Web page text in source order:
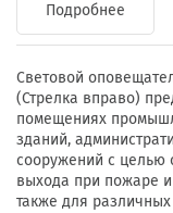
Подробнее
Световой
(Стрелка вправо)
помещениях
зданий,
сооружений с целью
выхода при пожаре
также для